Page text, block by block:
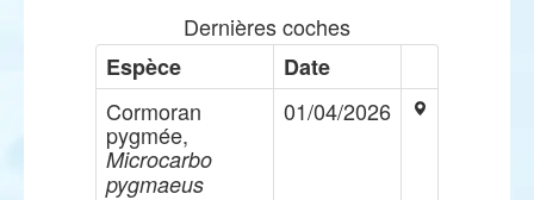
Dernières coches
Espèce
Date
Cormoran
pygmée,
Microcarbo
pygmaeus
01/04/2026